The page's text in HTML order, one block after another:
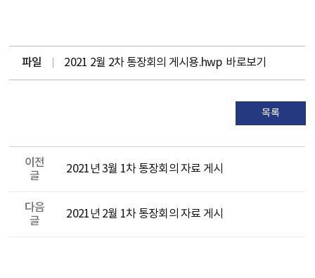
파일 2021 2월 2차 통장회의 게시용.hwp 바로보기
목록
이전
글
2021년 3월 1차 통장회의 자료 게시
다음
글
2021년 2월 1차 통장회의 자료 게시